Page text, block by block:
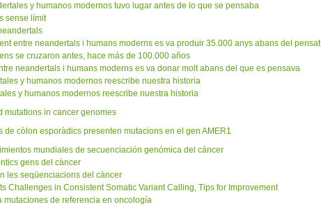
y humanos modernos tuvo lugar antes de lo que se pensaba
sense límit
entre neandertals i humans moderns es va produir 35.000 anys abans del pensat
se cruzaron antes, hace más de 100.000 años
neandertals i humans moderns es va donar molt abans del que es pensava
y humanos modernos reescribe nuestra historia
y humanos modernos reescribe nuestra historia
mutations in cancer genomes
de còlon esporàdics presenten mutacions en el gen AMER1
mundiales de secuenciación genómica del cáncer
gens del càncer
les seqüenciacions del càncer
Challenges in Consistent Somatic Variant Calling, Tips for Improvement
mutaciones de referencia en oncología